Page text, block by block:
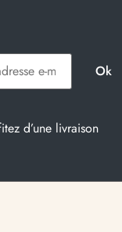
d’une livraison